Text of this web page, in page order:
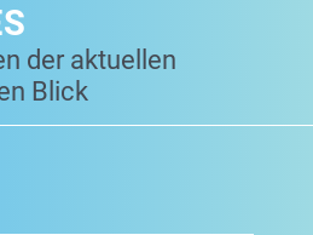
der aktuellen
Blick